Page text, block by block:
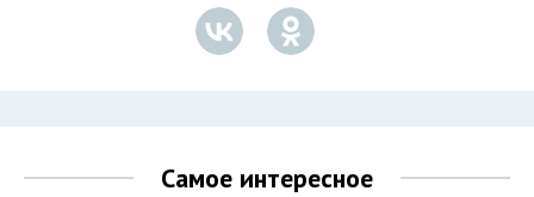
Самое интересное